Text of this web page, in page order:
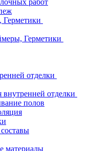
работ
Герметики
отделки
отделки
полов
материалы